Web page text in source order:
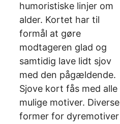
humoristiske linjer om
alder. Kortet har til
formål at gøre
modtageren glad og
samtidig lave lidt sjov
med den pågældende.
Sjove kort fås med alle
mulige motiver. Diverse
former for dyremotiver